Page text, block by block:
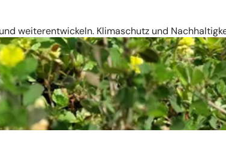
weiterentwickeln. Klimaschutz und